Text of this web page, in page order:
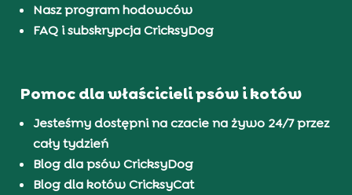
Nasz program hodowców
FAQ i subskrypcja CricksyDog
Pomoc dla właścicieli psów i kotów
Jesteśmy dostępni na czacie na żywo 24/7 przez
cały tydzień
Blog dla psów CricksyDog
Blog dla kotów CricksyCat